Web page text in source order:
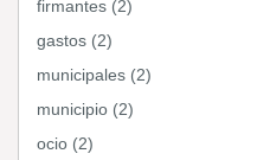
firmantes (2)
gastos (2)
municipales (2)
municipio (2)
ocio (2)